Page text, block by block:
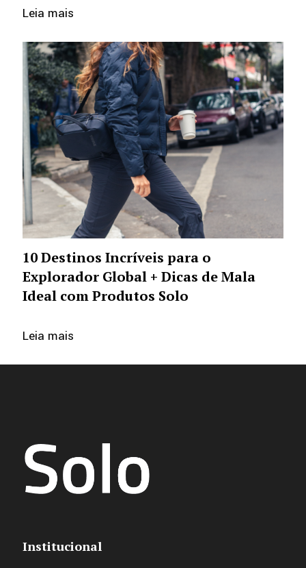
Leia mais
10 Destinos Incríveis para o
Explorador Global + Dicas de Mala
Ideal com Produtos Solo
Leia mais
Institucional